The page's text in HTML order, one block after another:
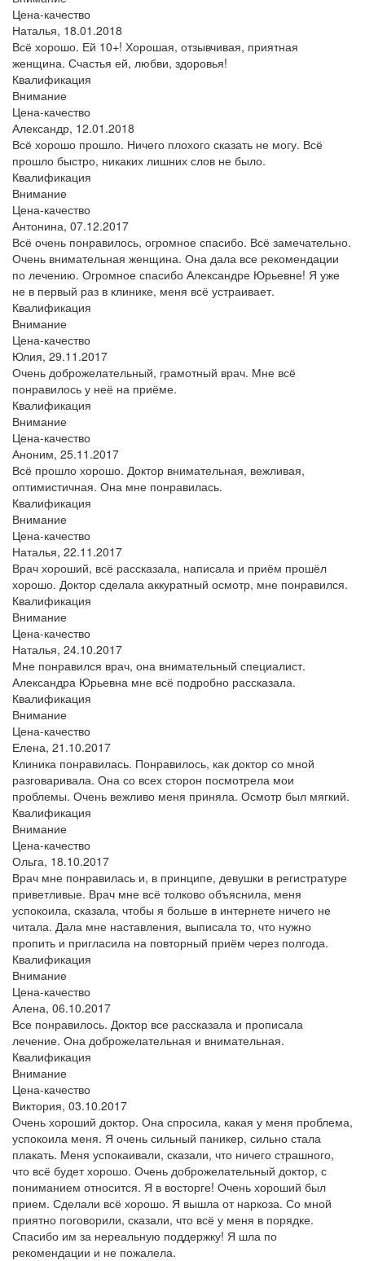
Цена-качество
Наталья, 18.01.2018
Всё хорошо. Ей 10+! Хорошая, отзывчивая, приятная
женщина. Счастья ей, любви, здоровья!
Квалификация
Внимание
Цена-качество
Александр, 12.01.2018
Всё хорошо прошло. Ничего плохого сказать не могу. Всё
прошло быстро, никаких лишних слов не было.
Квалификация
Внимание
Цена-качество
Антонина, 07.12.2017
Всё очень понравилось, огромное спасибо. Всё замечательно.
Очень внимательная женщина. Она дала все рекомендации
по лечению. Огромное спасибо Александре Юрьевне! Я уже
не в первый раз в клинике, меня всё устраивает.
Квалификация
Внимание
Цена-качество
Юлия, 29.11.2017
Очень доброжелательный, грамотный врач. Мне всё
понравилось у неё на приёме.
Квалификация
Внимание
Цена-качество
Аноним, 25.11.2017
Всё прошло хорошо. Доктор внимательная, вежливая,
оптимистичная. Она мне понравилась.
Квалификация
Внимание
Цена-качество
Наталья, 22.11.2017
Врач хороший, всё рассказала, написала и приём прошёл
хорошо. Доктор сделала аккуратный осмотр, мне понравился.
Квалификация
Внимание
Цена-качество
Наталья, 24.10.2017
Мне понравился врач, она внимательный специалист.
Александра Юрьевна мне всё подробно рассказала.
Квалификация
Внимание
Цена-качество
Елена, 21.10.2017
Клиника понравилась. Понравилось, как доктор со мной
разговаривала. Она со всех сторон посмотрела мои
проблемы. Очень вежливо меня приняла. Осмотр был мягкий.
Квалификация
Внимание
Цена-качество
Ольга, 18.10.2017
Врач мне понравилась и, в принципе, девушки в регистратуре
приветливые. Врач мне всё толково объяснила, меня
успокоила, сказала, чтобы я больше в интернете ничего не
читала. Дала мне наставления, выписала то, что нужно
пропить и пригласила на повторный приём через полгода.
Квалификация
Внимание
Цена-качество
Алена, 06.10.2017
Все понравилось. Доктор все рассказала и прописала
лечение. Она доброжелательная и внимательная.
Квалификация
Внимание
Цена-качество
Виктория, 03.10.2017
Очень хороший доктор. Она спросила, какая у меня проблема,
успокоила меня. Я очень сильный паникер, сильно стала
плакать. Меня успокаивали, сказали, что ничего страшного,
что всё будет хорошо. Очень доброжелательный доктор, с
пониманием относится. Я в восторге! Очень хороший был
прием. Сделали всё хорошо. Я вышла от наркоза. Со мной
приятно поговорили, сказали, что всё у меня в порядке.
Спасибо им за нереальную поддержку! Я шла по
рекомендации и не пожалела.